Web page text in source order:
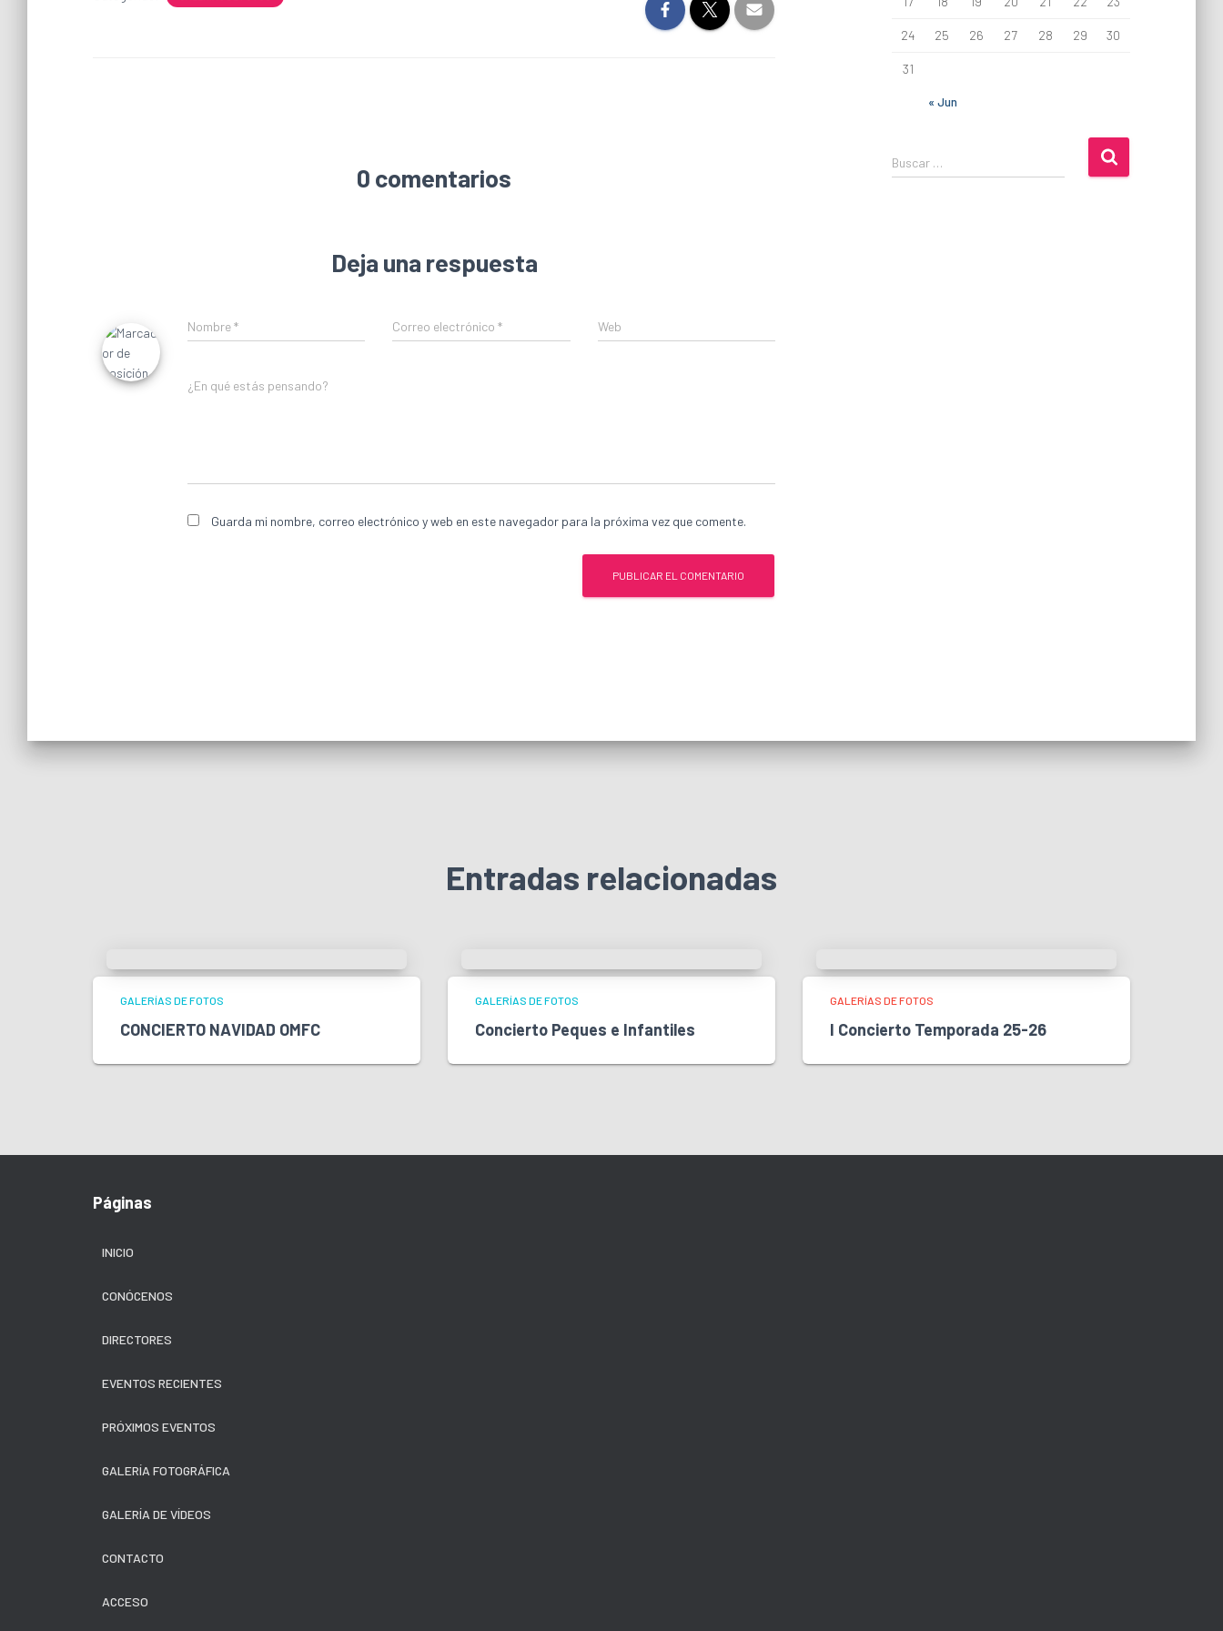
0 comentarios
Deja una respuesta
Nombre* Correo electrónico* Web
¿En qué estás pensando?
Guarda mi nombre, correo electrónico y web en este navegador para la próxima vez que comente.
« Jun
24 25 26 27 28 29 30
31
u
Buscar …
Entradas relacionadas
GALERÍAS DE FOTOS
CONCIERTO NAVIDAD OMFC
GALERÍAS DE FOTOS
Concierto Peques e Infantiles
GALERÍAS DE FOTOS
I Concierto Temporada 25-26
Páginas
INICIO
CONÓCENOS
DIRECTORES
EVENTOS RECIENTES
PRÓXIMOS EVENTOS
GALERÍA FOTOGRÁFICA
GALERÍA DE VÍDEOS
CONTACTO
ACCESO